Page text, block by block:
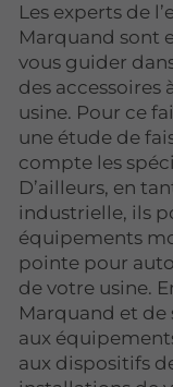
Les experts de
Marquand sont
vous guider
des accessoires
usine. Pour ce
une étude de
compte les
D’ailleurs, en
industrielle, ils
équipements
pointe pour
de votre usine.
Marquand et de
aux
aux dispositifs